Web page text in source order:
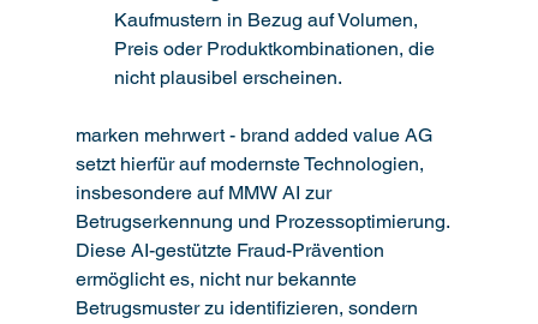
Kaufmustern in Bezug auf Volumen,
Preis oder Produktkombinationen, die
nicht plausibel erscheinen.
marken mehrwert - brand added value AG
setzt hierfür auf modernste Technologien,
insbesondere auf MMW AI zur
Betrugserkennung und Prozessoptimierung.
Diese AI-gestützte Fraud-Prävention
ermöglicht es, nicht nur bekannte
Betrugsmuster zu identifizieren, sondern